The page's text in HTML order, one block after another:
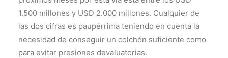
1.500 millones y USD 2.000 millones. Cualquier de
las dos cifras es paupérrima teniendo en cuenta la
necesidad de conseguir un colchón suficiente como
para evitar presiones devaluatorias.